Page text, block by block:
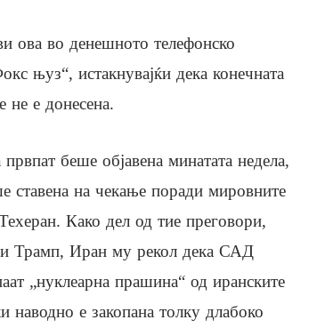
ова во денешното телефонско
њуз“, истакнувајќи дека конечната
не е донесена.
првпат беше објавена минатата недела,
ставена на чекање поради мировните
Како дел од тие преговори,
Трамп, Иран му рекол дека САД
„нуклеарна прашина“ од иранските
наводно е закопана толку длабоко